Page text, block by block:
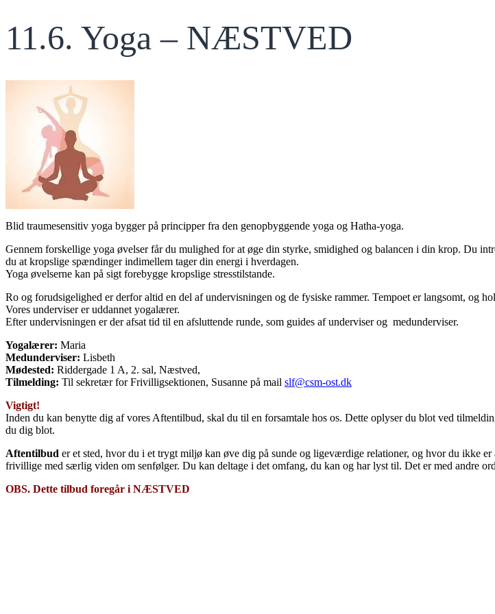
11.6. Yoga – NÆSTVED
Blid traumesensitiv yoga bygger på principper fra den genopbyggende yoga og Hatha-yoga.
Gennem forskellige yoga øvelser får du mulighed for at øge din styrke, smidighed og balancen i din krop. Du
du at kropslige spændinger indimellem tager din energi i hverdagen.
Yoga øvelserne kan på sigt forebygge kropslige stresstilstande.
Ro og forudsigelighed er derfor altid en del af undervisningen og de fysiske rammer. Tempoet er langsomt, og
Vores underviser er uddannet yogalærer.
Efter undervisningen er der afsat tid til en afsluttende runde, som guides af underviser og medunderviser.
Yogalærer: Maria
Medunderviser: Lisbeth
Mødested: Riddergade 1 A, 2. sal, Næstved,
Tilmelding: Til sekretær for Frivilligsektionen, Susanne på mail slf@csm-ost.dk
Vigtigt!
Inden du kan benytte dig af vores Aftentilbud, skal du til en forsamtale hos os. Dette oplyser du blot ved
du dig blot.
Aftentilbud er et sted, hvor du i et trygt miljø kan øve dig på sunde og ligeværdige relationer, og hvor du ikke
frivillige med særlig viden om senfølger. Du kan deltage i det omfang, du kan og har lyst til. Det er med andre
OBS. Dette tilbud foregår i NÆSTVED